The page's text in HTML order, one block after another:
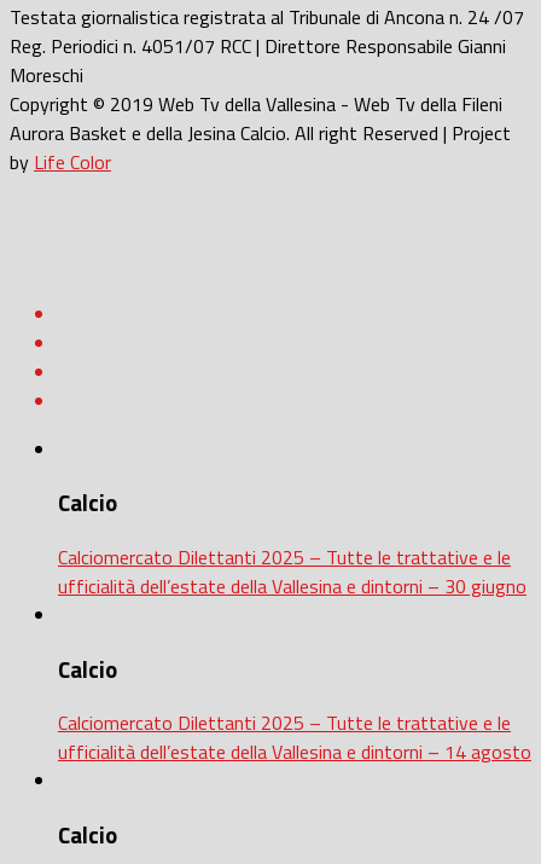
Testata giornalistica registrata al Tribunale di Ancona n. 24 /07
Reg. Periodici n. 4051/07 RCC | Direttore Responsabile Gianni
Moreschi
Copyright © 2019 Web Tv della Vallesina - Web Tv della Fileni
Aurora Basket e della Jesina Calcio. All right Reserved | Project
by Life Color
Calcio
Calciomercato Dilettanti 2025 – Tutte le trattative e le
ufficialità dell’estate della Vallesina e dintorni – 30 giugno
Calcio
Calciomercato Dilettanti 2025 – Tutte le trattative e le
ufficialità dell’estate della Vallesina e dintorni – 14 agosto
Calcio